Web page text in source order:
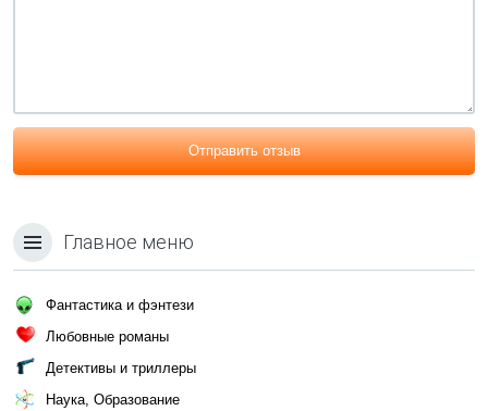
Отправить отзыв
Главное меню
Фантастика и фэнтези
Любовные романы
Детективы и триллеры
Наука, Образование